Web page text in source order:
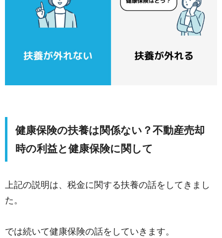
健康保険の扶養は関係ない？不動産売却
時の利益と健康保険に関して
上記の説明は、税金に関する扶養の話をしてきまし
た。
では続いて健康保険の話をしていきます。